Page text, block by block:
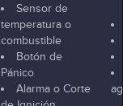
Sensor de
temperatura o
combustible
Botón de
Pánico
Alarma o Corte